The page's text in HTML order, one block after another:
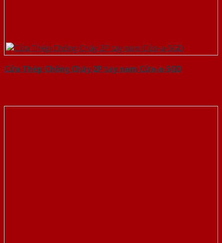
Cửa Thép Chống Cháy 2P tay nam Cửa-a-SGD